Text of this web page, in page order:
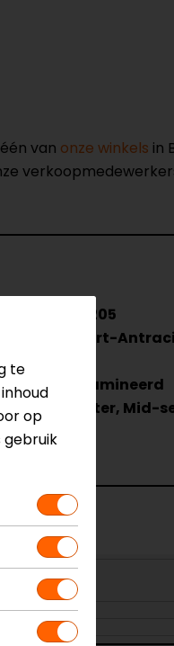
van onze winkels in
148205
Zwart-
Gelamineerd
Winter, Mid-
te
op
gebruik